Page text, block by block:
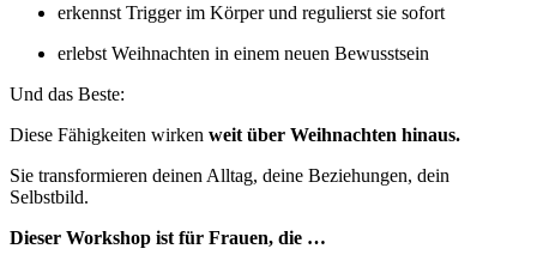
erkennst Trigger im Körper und regulierst sie sofort
erlebst Weihnachten in einem neuen Bewusstsein
Und das Beste:
Diese Fähigkeiten wirken weit über Weihnachten hinaus.
Sie transformieren deinen Alltag, deine Beziehungen, dein
Selbstbild.
Dieser Workshop ist für Frauen, die …